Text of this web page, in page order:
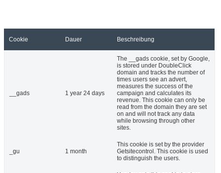
Cookie Dauer Beschreibung
__gads 1 year 24 days
The __gads cookie, set by Google,
is stored under DoubleClick
domain and tracks the number of
times users see an advert,
measures the success of the
campaign and calculates its
revenue. This cookie can only be
read from the domain they are set
on and will not track any data
while browsing through other
sites.
_gu 1 month
This cookie is set by the provider
Getsitecontrol. This cookie is used
to distinguish the users.